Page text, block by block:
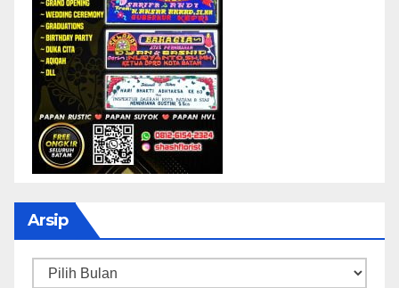
Arsip
Arsip